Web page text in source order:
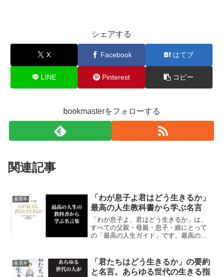
シェアする
X Facebook はてブ
LINE Pinterest コピー
bookmasterをフォローする
関連記事
厳選本
「わが息子よ君はどう生きるか」
最高の人生教科書から学ぶ名言
「わが息子よ、君はどう生きるか」は、
すべての父親・母親・息子・娘にとって
の「最高の人生ガイド」です。最高の人
します
厳選本
「君たちはどう生きるか」の要約
と名言。あらゆる世代の生きる指